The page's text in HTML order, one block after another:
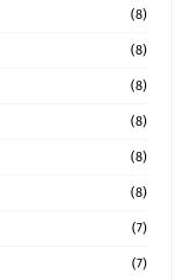
(8)
(8)
(8)
(8)
(8)
(8)
(7)
(7)